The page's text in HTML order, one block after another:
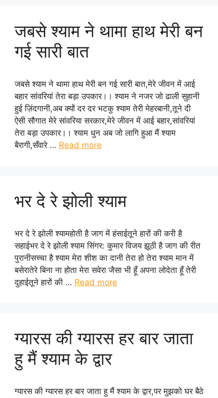
जबसे श्याम ने थामा हाथ मेरी बन
गई सारी बात
जबसे श्याम ने थामा हाथ मेरी बन गई सारी बात,मेरे जीवन में आई
बहार सांवरियां तेरा बड़ा उपकार।। श्याम ने नजर जो ढाली सुहानी
हुई ज़िंदगानी,अब क्यों दर दर भटकु श्याम तेरी मेहरबानी,तूने दी
ऐसी सौगात मेरे सांवरिया सरकार,मेरे जीवन में आई बहार,सांवरियां
तेरा बड़ा उपकार।। श्याम धुन अब जो लागि हुआ मैं श्याम
बैरागी,सँवारे … Read more
भर दे रे झोली श्याम
भर दे रे झोली श्यामहोती है जाग में हंसाईतूने हारों की करी है
सहाईभर दे रे झोली श्याम सिंगर: कुमार विजय झूठी है जाग की रीत
पुरानीसच्चा है श्याम मेरा शीश का दानी तेरा हो तेरा श्याम मान में
बसेरातेरे बिना ना होता मेरा सवेरा जैसा भी हूँ अपना लोदेता हूँ तेरी
दुहाईतूने हारों की … Read more
ग्यारस की ग्यारस हर बार जाता
हु मैं श्याम के द्वार
ग्यारस की ग्यारस हर बार जाता हु मैं श्याम के द्वार,पर मुझको घर बैठे